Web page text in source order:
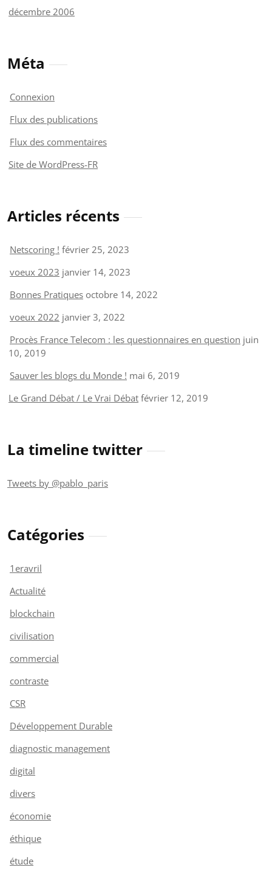
décembre 2006
Méta
Connexion
Flux des publications
Flux des commentaires
Site de WordPress-FR
Articles récents
Netscoring ! février 25, 2023
voeux 2023 janvier 14, 2023
Bonnes Pratiques octobre 14, 2022
voeux 2022 janvier 3, 2022
Procès France Telecom : les questionnaires en question juin
10, 2019
Sauver les blogs du Monde ! mai 6, 2019
Le Grand Débat / Le Vrai Débat février 12, 2019
La timeline twitter
Tweets by @pablo_paris
Catégories
1eravril
Actualité
blockchain
civilisation
commercial
contraste
CSR
Développement Durable
diagnostic management
digital
divers
économie
éthique
étude